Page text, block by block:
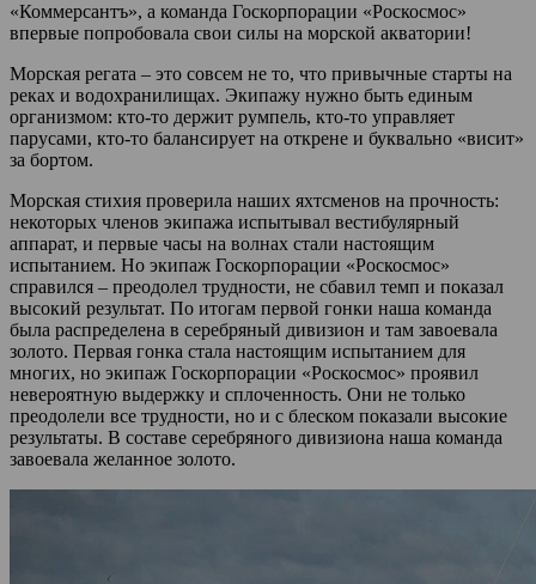
«Коммерсантъ», а команда Госкорпорации «Роскосмос»
впервые попробовала свои силы на морской акватории!
Морская регата – это совсем не то, что привычные старты на
реках и водохранилищах. Экипажу нужно быть единым
организмом: кто-то держит румпель, кто-то управляет
парусами, кто-то балансирует на открене и буквально «висит»
за бортом.
Морская стихия проверила наших яхтсменов на прочность:
некоторых членов экипажа испытывал вестибулярный
аппарат, и первые часы на волнах стали настоящим
испытанием. Но экипаж Госкорпорации «Роскосмос»
справился – преодолел трудности, не сбавил темп и показал
высокий результат. По итогам первой гонки наша команда
была распределена в серебряный дивизион и там завоевала
золото. Первая гонка стала настоящим испытанием для
многих, но экипаж Госкорпорации «Роскосмос» проявил
невероятную выдержку и сплоченность. Они не только
преодолели все трудности, но и с блеском показали высокие
результаты. В составе серебряного дивизиона наша команда
завоевала желанное золото.